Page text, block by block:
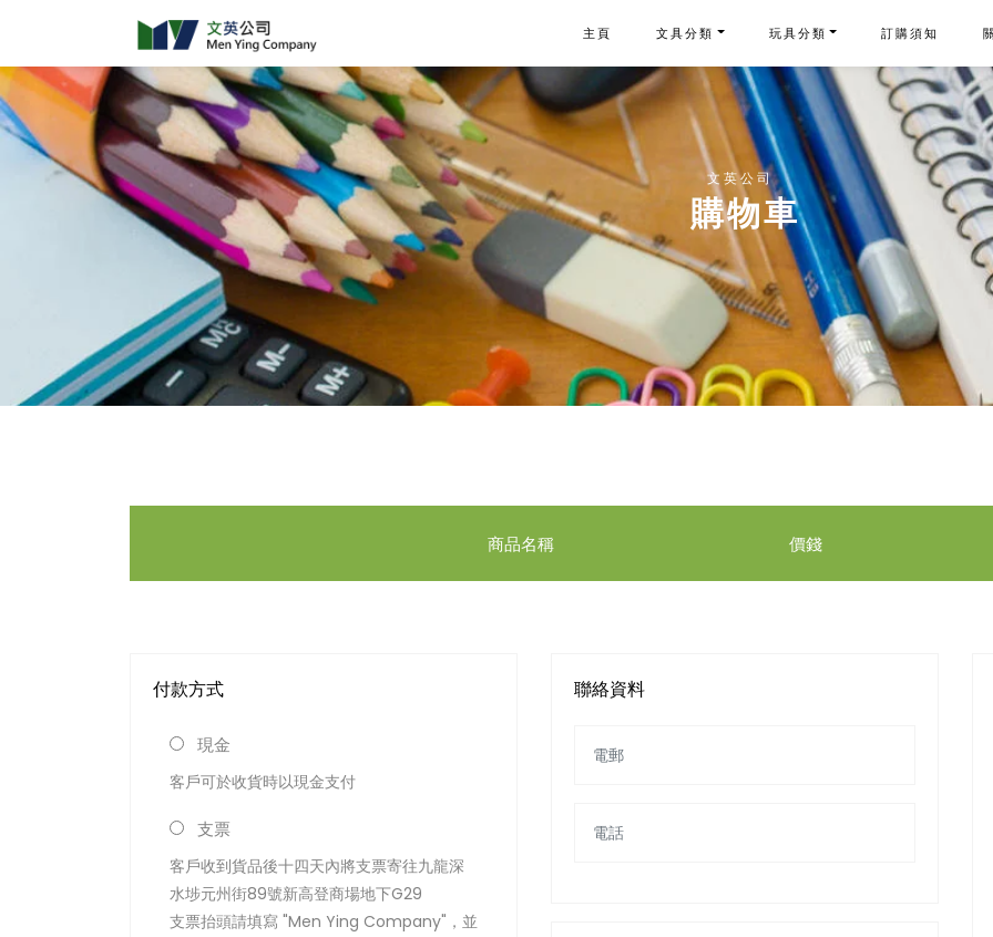
主頁 文具分類 玩具分類 訂購須知
文英公司
購物車
商品名稱 價錢
付款方式
現金
客戶可於收貨時以現金支付
支票
客戶收到貨品後十四天內將支票寄往九龍深
水埗元州街89號新高登商場地下G29
支票抬頭請填寫 "Men Ying Company"，並
聯絡資料